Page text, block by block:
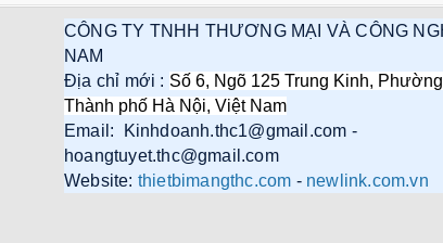
CÔNG TY TNHH THƯƠNG MẠI VÀ CÔNG
NAM
Địa chỉ mới : Số 6, Ngõ 125 Trung Kinh,
Thành phố Hà Nội, Việt Nam
Email: Kinhdoanh.thc1@gmail.com -
hoangtuyet.thc@gmail.com
Website: thietbimangthc.com - newlink.com.vn